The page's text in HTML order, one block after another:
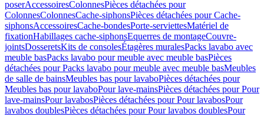
poserAccessoiresColonnesPièces détachées pour
ColonnesColonnesCache-siphonsPièces détachées pour Cache-
siphonsAccessoiresCache-bondesPorte-serviettesMatériel de
fixationHabillages cache-siphonsEquerres de montageCouvre-
jointsDosseretsKits de consolesÉtagères muralesPacks lavabo avec
meuble basPacks lavabo pour meuble avec meuble basPièces
détachées pour Packs lavabo pour meuble avec meuble basMeubles
de salle de bainsMeubles bas pour lavaboPièces détachées pour
Meubles bas pour lavaboPour lave-mainsPièces détachées pour Pour
lave-mainsPour lavabosPièces détachées pour Pour lavabosPour
lavabos doublesPièces détachées pour Pour lavabos doublesPour